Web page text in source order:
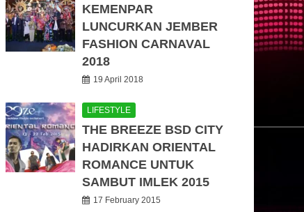
KEMENPAR
LUNCURKAN JEMBER
FASHION CARNAVAL
2018
19 April 2018
LIFESTYLE
THE BREEZE BSD CITY
HADIRKAN ORIENTAL
ROMANCE UNTUK
SAMBUT IMLEK 2015
17 February 2015